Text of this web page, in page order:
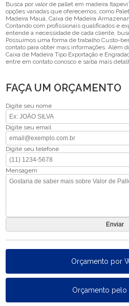
Busca por valor de pallet em madeira
opções variadas que oferecemos, como
Madeira Mauá, Caixa de Madeira
Contando com profissionais qualificados e
entende a necessidade de cada cliente,
Possuímos uma forma de trabalho Custo-
contato para obter mais informações. Além
Caixa de Madeira Tipo Exportação e
entre em contato conosco e saiba mais
FAÇA UM ORÇAMENTO
Digite seu nome
Digite seu email
Digite seu telefone
Mensagem
Orçamento por
Orçamento pelo